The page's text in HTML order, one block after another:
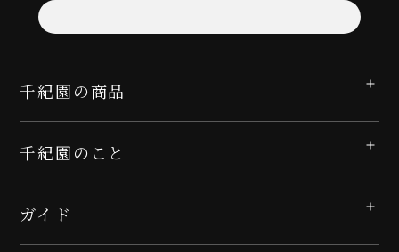
千紀園の商品
千紀園のこと
ガイド